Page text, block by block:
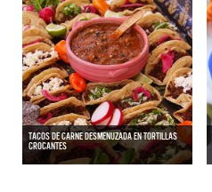
TACOS DE CARNE DESMENUZADA EN TORTILLAS
CROCANTES